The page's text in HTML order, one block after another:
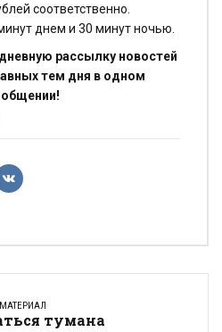
соответственно.
днем и 30 минут ночью.
рассылку новостей
тем дня в одном
тумана